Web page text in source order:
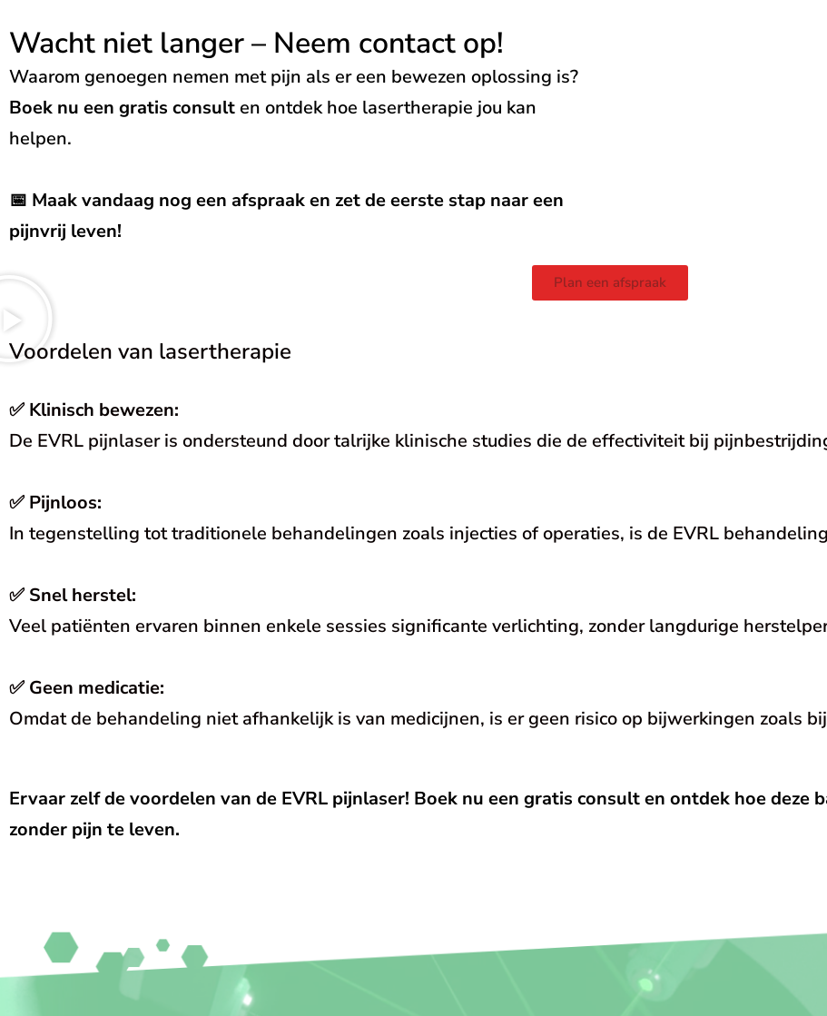
Wacht niet langer – Neem contact op!
Waarom genoegen nemen met pijn als er een bewezen oplossing is?
Boek nu een gratis consulten ontdek hoe lasertherapie jou kan
helpen.
📅 Maak vandaag nog een afspraak en zet de eerste stap naar een
pijnvrij leven!
Plan een afspraak
Voordelen van lasertherapie
✅ Klinisch bewezen:
De EVRL pijnlaser is ondersteund door talrijke klinische studies die de effectiviteit bij
✅ Pijnloos:
In tegenstelling tot traditionele behandelingen zoals injecties of operaties, is de EVRL
✅ Snel herstel:
Veel patiënten ervaren binnen enkele sessies significante verlichting, zonder langdurige
✅ Geen medicatie:
Omdat de behandeling niet afhankelijk is van medicijnen, is er geen risico op bijwerkingen zoals
Ervaar zelf de voordelen van de EVRL pijnlaser! Boek nu een gratis consult en ontdek hoe deze
zonder pijn te leven.